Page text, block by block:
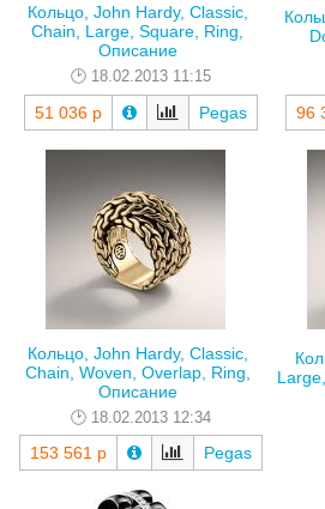
Кольцо, John Hardy, Classic,
Chain, Large, Square, Ring,
Описание
18.02.2013 11:15
51 036 р Pegas 96
Кольцо, John Hardy, Classic,
Chain, Woven, Overlap, Ring,
Описание
18.02.2013 12:34
153 561 р Pegas